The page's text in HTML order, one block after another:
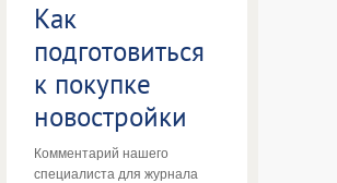
Как
подготовиться
к покупке
новостройки
Комментарий нашего
специалиста для журнала